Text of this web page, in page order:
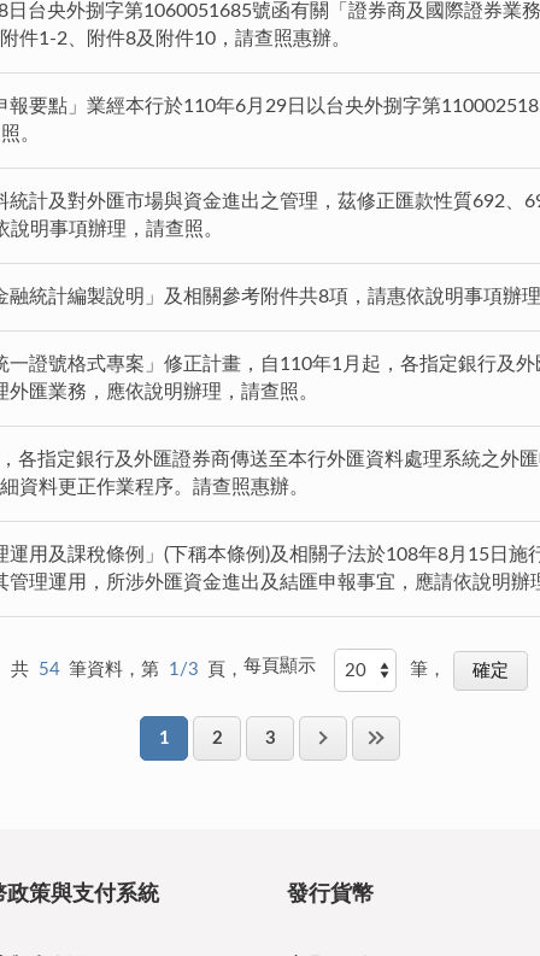
日台央外捌字第1060051685號函有關「證券商及國際證券業
件1-2、附件8及附件10，請查照惠辦。
報要點」業經本行於110年6月29日以台央外捌字第
。
統計及對外匯市場與資金進出之管理，茲修正匯款性質692、
明事項辦理，請查照。
融統計編製說明」及相關參考附件共8項，請惠依說明事項辦
一證號格式專案」修正計畫，自110年1月起，各指定銀行及
匯業務，應依說明辦理，請查照。
各指定銀行及外匯證券商傳送至本行外匯資料處理系統之外
資料更正作業程序。請查照惠辦。
運用及課稅條例」(下稱本條例)及相關子法於108年8月15日
管理運用，所涉外匯資金進出及結匯申報事宜，應請依說明辦
共 54 筆資料，第 1/3 頁， 每頁顯示 筆，
1 2 3
政策與支付系統 發行貨幣